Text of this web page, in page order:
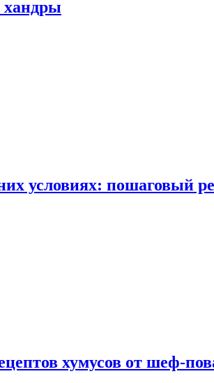
хандры
условиях: пошаговый
хумусов от шеф-